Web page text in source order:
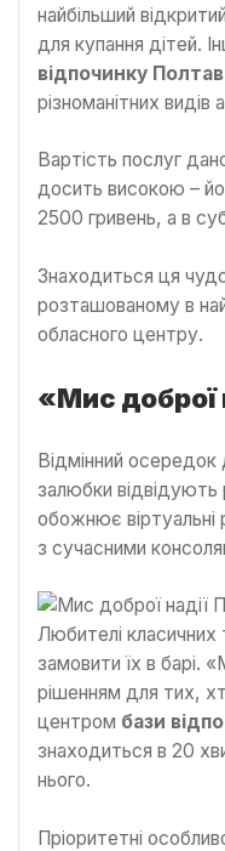
найбільший
для купання дітей.
відпочинку
різноманітних видів
Вартість послуг
досить високою –
2500 гривень, а в
Знаходиться ця
розташованому в
обласного центру.
«Мис доброї
Відмінний осередок
залюбки
обожнює віртуальні
з сучасними
Любителі
замовити їх в барі.
рішенням для тих,
центром бази
знаходиться в 20
нього.
Пріоритетні